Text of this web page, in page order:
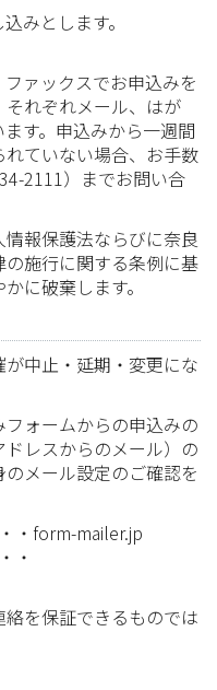
みとします。
ァックスでお申込みを
れぞれメール、はが
す。申込みから一週間
ていない場合、お手数
2111）までお問い合
報保護法ならびに奈良
施行に関する条例に基
に破棄します。
中止・延期・変更にな
ォームからの申込みの
レスからのメール）の
メール設定のご確認を
・form-mailer.jp
・
を保証できるものでは